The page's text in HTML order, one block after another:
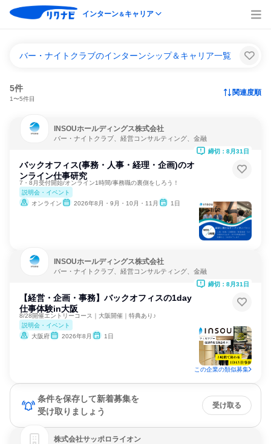
インターン＆キャリア
バー・ナイトクラブのインターンシップ＆キャリア一覧
5件
1〜5件目
関連度順
INSOUホールディングス株式会社
バー・ナイトクラブ、経営コンサルティング、金融
バックオフィス(事務・人事・経理・企画)のオ
ンライン仕事研究
7・8月受付開始/オンライン1時間/事務職の裏側をしろう！
説明会・イベント
オンライン
2026年8月・9月・10月・11月 1日
締切：8月31日
INSOUホールディングス株式会社
バー・ナイトクラブ、経営コンサルティング、金融
【経営・企画・事務】バックオフィスの1day
仕事体験in大阪
8/28開催エントリーコース｜大阪開催｜特典あり♪
説明会・イベント
大阪府
2026年8月 1日
締切：8月31日
この企業の類似募集
条件を保存して新着募集を
受け取りましょう
受け取る
株式会社サッポロライオン